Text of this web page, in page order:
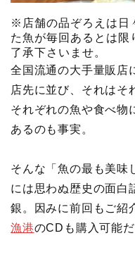
※店舗の品ぞろえは日
た魚が毎回あるとは限
了承下さいませ。
全国流通の大手量販店
店先に並び、それはそ
それぞれの魚や食べ物
あるのも事実。
そんな「魚の最も美味
には思わぬ歴史の面白
銀。因みに前回もご紹
漁港のCDも購入可能だ